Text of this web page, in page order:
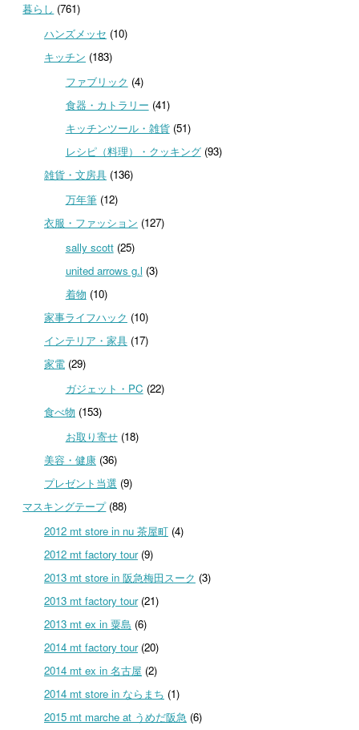
暮らし (761)
ハンズメッセ (10)
キッチン (183)
ファブリック (4)
食器・カトラリー (41)
キッチンツール・雑貨(51)
レシピ（料理）・クッキング(93)
雑貨・文房具(136)
万年筆(12)
衣服・ファッション (127)
sally scott(25)
united arrows g.l (3)
着物 (10)
家事ライフハック (10)
インテリア・家具(17)
家電(29)
ガジェット・PC (22)
食べ物 (153)
お取り寄せ(18)
美容・健康(36)
プレゼント当選 (9)
マスキングテープ(88)
2012 mt store in nu 茶屋町(4)
2012 mt factory tour(9)
2013 mt store in 阪急梅田スーク (3)
2013 mt factory tour(21)
2013 mt ex in 粟島 (6)
2014 mt factory tour(20)
2014 mt ex in 名古屋 (2)
2014 mt store in ならまち (1)
2015 mt marche at うめだ阪急 (6)